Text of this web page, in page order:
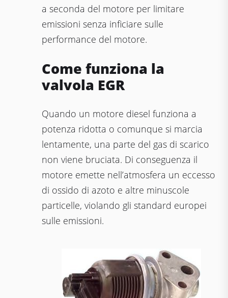
a seconda del motore per limitare
emissioni senza inficiare sulle
performance del motore.
Come funziona la
valvola EGR
Quando un motore diesel funziona a
potenza ridotta o comunque si marcia
lentamente, una parte del gas di scarico
non viene bruciata. Di conseguenza il
motore emette nell’atmosfera un eccesso
di ossido di azoto e altre minuscole
particelle, violando gli standard europei
sulle emissioni.